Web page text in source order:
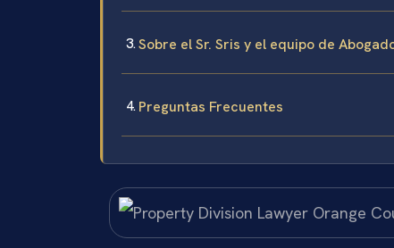
Sobre el Sr. Sris y el equipo de
Preguntas Frecuentes